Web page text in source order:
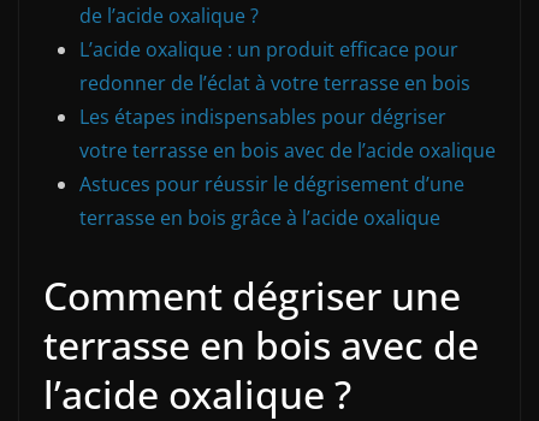
de l’acide oxalique ?
L’acide oxalique : un produit efficace pour
redonner de l’éclat à votre terrasse en bois
Les étapes indispensables pour dégriser
votre terrasse en bois avec de l’acide oxalique
Astuces pour réussir le dégrisement d’une
terrasse en bois grâce à l’acide oxalique
Comment dégriser une
terrasse en bois avec de
l’acide oxalique ?